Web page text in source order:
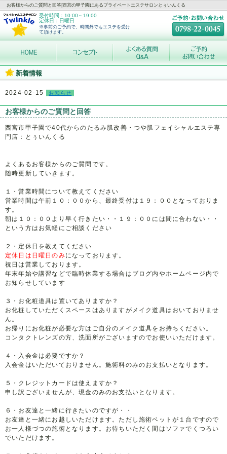
お客様からのご質問と回答|西宮の甲子園にあるプライベートエステサロンとぅいんくる
受付時間：10:00～19:00
定休日：日曜日
※事前のご予約で、時間外でもエステを受け
て頂けます。
新着情報
2024-02-15 お知らせ
お客様からのご質問と回答
西宮市甲子園で40代からのたるみ肌改善・つや肌フェイシャルエステ専
門店：とぅいんくる
よくあるお客様からのご質問です。
随時更新していきます。
１・営業時間について教えてください
営業時間は午前１０：００から、最終受付は１９：００となっておりま
す。
朝は１０：００より早く行きたい・・１９：００には間に合わない・・
という方はお気軽にご相談ください
２・定休日を教えてください
定休日は日曜日のみになっております。
祝日は営業しております。
年末年始や講習などで臨時休業する場合はブログ内やホームページ内で
お知らせしています
３・お化粧道具は置いてありますか？
お化粧していただくスペースはありますがメイク道具はおいておりませ
ん。
お帰りにお化粧が必要な方はご自分のメイク道具をお持ちください。
コンタクトレンズの方、洗面所がございますのでお使いいただけます。
４・入会金は必要ですか？
入会金はいただいておりません。施術料のみのお支払いとなります。
５・クレジットカードは使えますか？
申し訳ございませんが、現金のみのお支払いとなります。
６・お友達と一緒に行きたいのですが・・
お友達と一緒にお越しいただけます。ただし施術ベットが１台ですので
お一人様づつの施術となります。お待ちいただく間はソファでくつろい
でいただけます。